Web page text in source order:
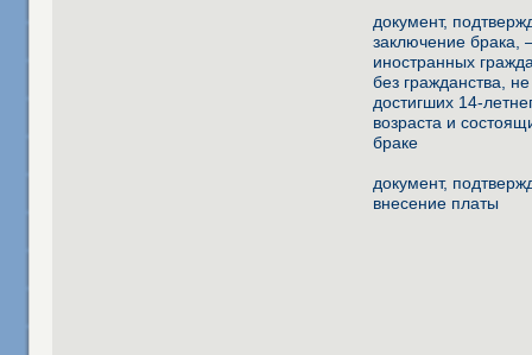
документ,
заключение брака,
иностранных
без гражданства, не
достигших 14-
возраста и
браке
документ,
внесение платы